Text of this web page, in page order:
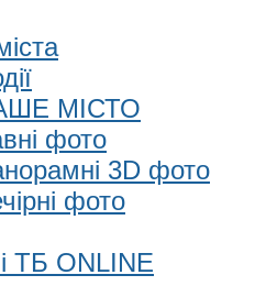
МІСТО
фото
3D фото
фото
ТБ ONLINE